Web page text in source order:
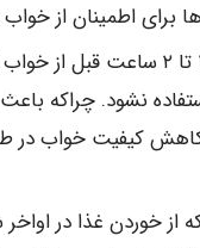
برای اطمینان از
سعی کنید ۱ تا ۲ ساعت قبل
نشود. چراکه
کاهش کیفیت خواب
از خوردن غذا در